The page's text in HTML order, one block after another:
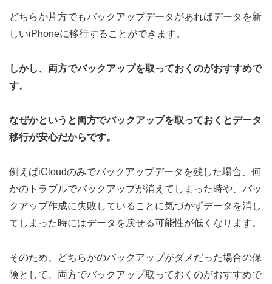
どちらか片方でもバックアップデータがあればデータを新
しいiPhoneに移行することができます。
しかし、両方でバックアップを取っておくのがおすすめで
す。
なぜかというと両方でバックアップを取っておくとデータ
移行が安心だからです。
例えばiCloudのみでバックアップデータを残した場合、何
かのトラブルでバックアップが消えてしまった時や、バッ
クアップ作成に失敗していることに気づかずデータを消し
てしまった時にはデータを戻せる可能性が低くなります。
そのため、どちらかのバックアップがダメだった場合の保
険として、両方でバックアップ取っておくのがおすすめで